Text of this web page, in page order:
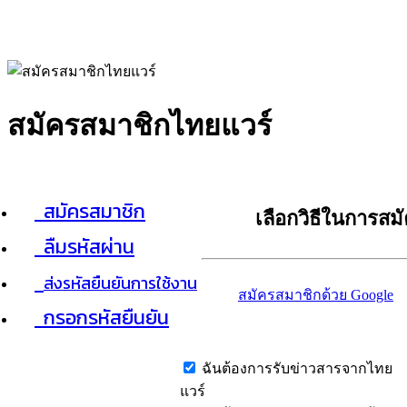
สมัครสมาชิกไทยแวร์
สมัครสมาชิก
ลืมรหัสผ่าน
ส่งรหัสยืนยันการใช้งาน
กรอกรหัสยืนยัน
เลือกวิธีในการส
สมัครสมาชิกด้วย Google
ฉันต้องการรับข่าวสารจากไทย
แวร์